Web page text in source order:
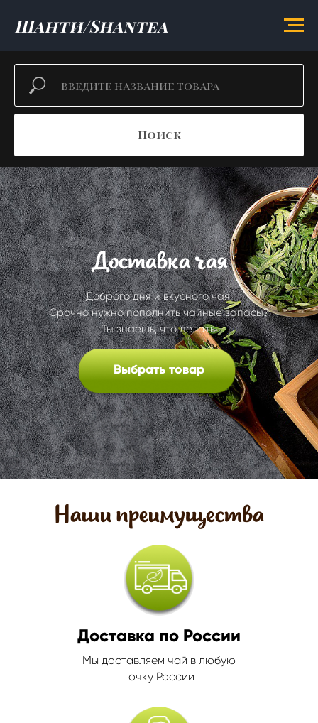
Шанти/Shantea
Поиск
Доставка чая
Доброго дня и вкусного чая!
Срочно нужно пополнить чайные запасы?
Ты знаешь, что делать!
Выбрать товар
Мы доставляем чай в любую
точку России
Доставка по России
Наши преимущества